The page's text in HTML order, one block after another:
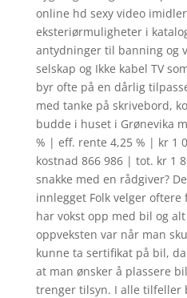
online hd sexy video
eksteriørmuligheter i
antydninger til banning og
selskap og Ikke kabel TV
byr ofte på en dårlig
med tanke på skrivebord,
budde i huset i Grønevika
% | eff. rente 4,25 % | kr 1
kostnad 866 986 | tot. kr 1
snakke med en rådgiver?
innlegget Folk velger
har vokst opp med bil og
oppveksten var når man
kunne ta sertifikat på bil,
at man ønsker å plassere
trenger tilsyn. I alle tilfeller